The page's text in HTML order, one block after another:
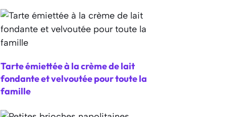
Tarte émiettée à la crème de lait
fondante et velvoutée pour toute la
famille